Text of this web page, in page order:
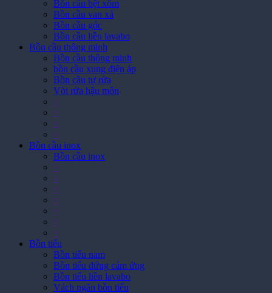
Bồn cầu trẻ em
Bồn cầu bệt xổm
Bồn cầu van xả
Bồn cầu góc
Bồn cầu liền lavabo
Bồn cầu thông minh
Bồn cầu thông minh
bồn cầu xung điện áp
Bồn cầu tự rửa
Vòi rửa hậu môn
>
>
>
>
Bồn cầu inox
Bồn cầu inox
>
>
>
>
>
>
>
Bồn tiểu
Bồn tiểu nam
Bồn tiểu đứng cảm ứng
Bồn tiểu liền lavabo